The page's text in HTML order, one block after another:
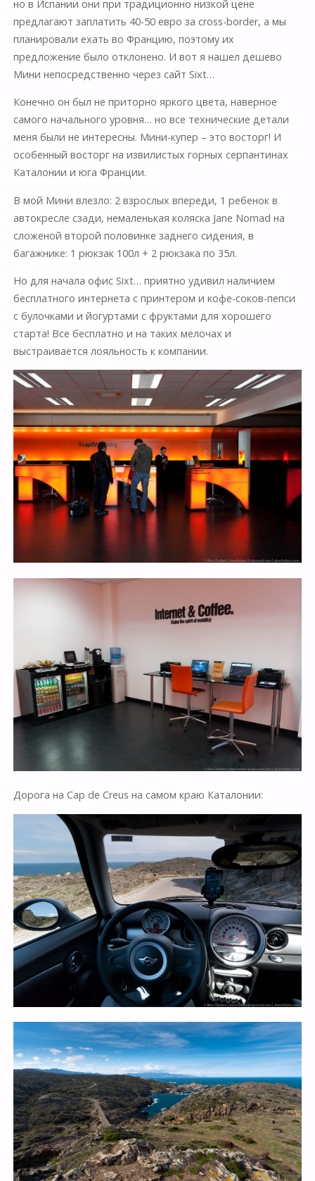
но в Испании они при традиционно низкой цене
предлагают заплатить 40-50 евро за cross-border, а мы
планировали ехать во Францию, поэтому их
предложение было отклонено. И вот я нашел дешево
Мини непосредственно через сайт Sixt…
Конечно он был не приторно яркого цвета, наверное
самого начального уровня… но все технические детали
меня были не интересны. Мини-купер – это восторг! И
особенный восторг на извилистых горных серпантинах
Каталонии и юга Франции.
В мой Мини влезло: 2 взрослых впереди, 1 ребенок в
автокресле сзади, немаленькая коляска Jane Nomad на
сложеной второй половинке заднего сидения, в
багажнике: 1 рюкзак 100л + 2 рюкзака по 35л.
Но для начала офис Sixt… приятно удивил наличием
бесплатного интернета с принтером и кофе-соков-пепси
с булочками и йогуртами с фруктами для хорошего
старта! Все бесплатно и на таких мелочах и
выстраивается лояльность к компании.
Дорога на Cap de Creus на самом краю Каталонии: